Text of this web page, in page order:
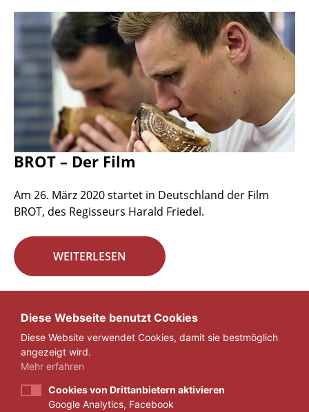
BROT – Der Film
Am 26. März 2020 startet in Deutschland der Film
BROT, des Regisseurs Harald Friedel.
WEITERLESEN
« 1 ... 21 22 23 ... 29 »
Diese Webseite benutzt Cookies
Diese Website verwendet Cookies, damit sie bestmöglich
angezeigt wird.
Mehr erfahren
Cookies von Drittanbietern aktivieren
Google Analytics, Facebook